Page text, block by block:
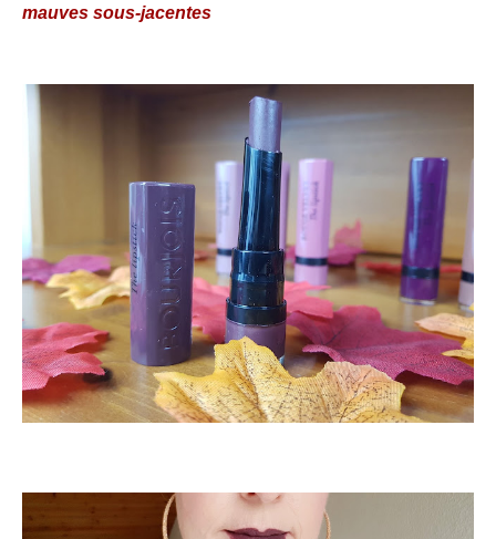
mauves sous-jacentes